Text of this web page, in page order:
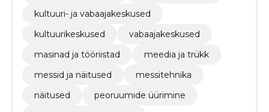
kultuuri- ja vabaajakeskused
kultuurikeskused
vabaajakeskused
masinad ja tööriistad
meedia ja trükk
messid ja näitused
messitehnika
näitused
peoruumide üürimine